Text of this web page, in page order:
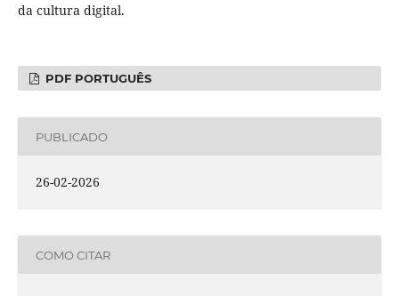
da cultura digital.
PDF PORTUGUÊS
PUBLICADO
26-02-2026
COMO CITAR